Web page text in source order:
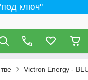
ключ"
Victron Energy -